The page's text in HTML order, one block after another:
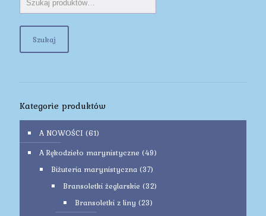
Szukaj
Kategorie produktów
A NOWOŚCI (61)
A Rękodzieło marynistyczne (49)
Biżuteria marynistyczna (37)
Bransoletki żeglarskie (32)
Bransoletki z liny (23)